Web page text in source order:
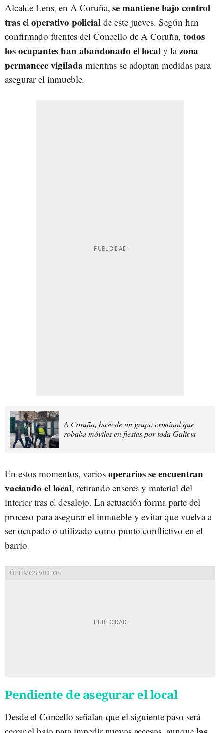
Alcalde Lens, en A Coruña, se mantiene bajo control
tras el operativo policial de este jueves. Según han
confirmado fuentes del Concello de A Coruña, todos
los ocupantes han abandonado el local y lazona
permanece vigilada mientras se adoptan medidas para
asegurar el inmueble.
A Coruña, base de un grupo criminal que
robaba móviles en fiestas por toda Galicia
En estos momentos, varios operarios se encuentran
vaciando el local, retirando enseres y material del
interior tras el desalojo. La actuación forma parte del
proceso para asegurar el inmueble y evitar que vuelva a
ser ocupado o utilizado como punto conflictivo en el
barrio.
Pendiente de asegurar el local
Desde el Concello señalan que el siguiente paso será